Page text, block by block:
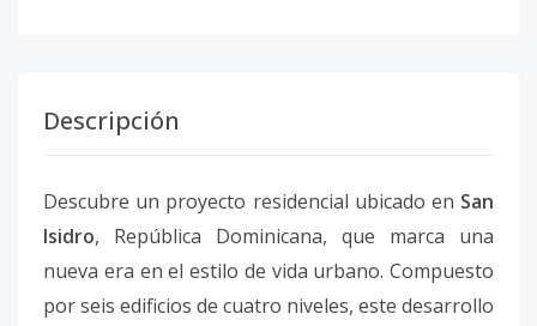
Descripción
Descubre un proyecto residencial ubicado en San
Isidro, República Dominicana, que marca una
nueva era en el estilo de vida urbano. Compuesto
por seis edificios de cuatro niveles, este desarrollo